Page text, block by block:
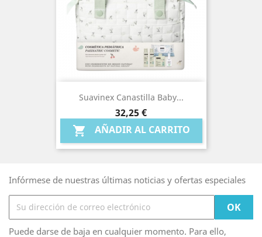
Suavinex Canastilla Baby...
Precio
32,25 €
 AÑADIR AL CARRITO
Infórmese de nuestras últimas noticias y ofertas especiales
Puede darse de baja en cualquier momento. Para ello,